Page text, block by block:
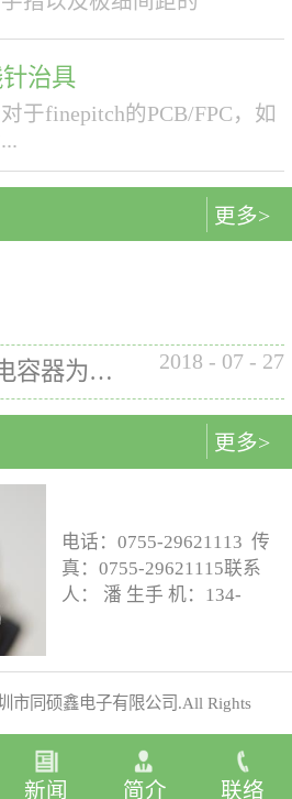
新闻 简介 联络
流测试方法是使用公母接
夹具，存在损耗大，效率
误检率高等技术瓶颈。我
凭借先进的加工技术以及多
累的夹具设计经验，成功
了在BtoBconnector上直接
针的难题，推出了全新的
夹具。 BtoB夹具采用直接
区域，同时弹簧针很小的
力，不会对产品造成损坏。
了坏品流到下一级生产线
市场的可能性，有效的提高
品的成品率，从而提高厂
牌和声誉。
成化日益提高，各种电路
局布线的集成度也在不断
升，传统的测试夹具对于
FPC）已经在精度上无
满足客户的需求。现在绝大
的微针夹具都是靠进口，
题，其最高精度能够对应
Pitch（线宽+线距）的产
若加上非接触感应器可测
Pitch（线宽+线距）的产
治具
于finepitch的PCB/FPC，如
等等
免焊接——压接电容器为电路组装带来多种好处 2018 - 07 - 27
更多>
更多>
电话：0755-29621113 传
真：0755-29621115联系
人： 潘 生手 机：134-
业务邮箱：
sales@tsxdz.com网
圳市宝安区沙井共和第四
工业区A4栋A4单元四层邮
市同硕鑫电子有限公司.All Rights